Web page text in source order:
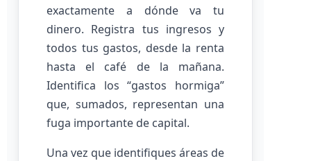
exactamente a dónde va tu
dinero. Registra tus ingresos y
todos tus gastos, desde la renta
hasta el café de la mañana.
Identifica los “gastos hormiga”
que, sumados, representan una
fuga importante de capital.
Una vez que identifiques áreas de